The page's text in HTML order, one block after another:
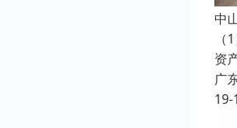
中
资
广
19-